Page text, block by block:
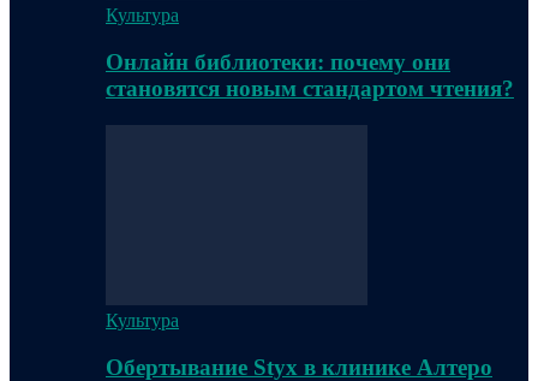
Культура
Онлайн библиотеки: почему они
становятся новым стандартом чтения?
Культура
Обертывание Styx в клинике Алтеро